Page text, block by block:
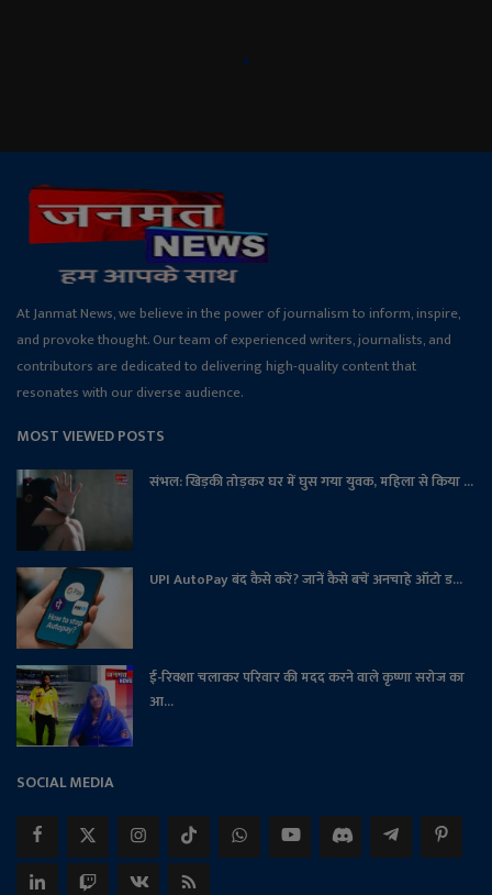
At Janmat News, we believe in the power of journalism to inform, inspire,
and provoke thought. Our team of experienced writers, journalists, and
contributors are dedicated to delivering high-quality content that
resonates with our diverse audience.
MOST VIEWED POSTS
संभल: खिड़की तोड़कर घर में घुस गया युवक, महिला से किया ...
UPI AutoPay बंद कैसे करें? जानें कैसे बचें अनचाहे ऑटो ड...
ई-रिक्शा चलाकर परिवार की मदद करने वाले कृष्णा सरोज का
आ...
SOCIAL MEDIA